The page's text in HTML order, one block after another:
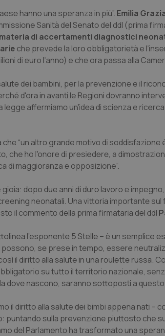
hanno una speranza in più”. Emilia
Sanità del Senato del ddl (prima
di accertamenti diagnostici
che prevede la loro obbligatorietà e
di euro l'anno) e che ora passa alla
dei bambini, per la prevenzione e il
d'ora in avanti le Regioni dovranno
affermiamo un'idea di scienza e
“un altro grande motivo di soddisfazione
che ho l'onore di presiedere, a
di maggioranza e opposizione”.
dopo due anni di duro lavoro e
neonatali. Una vittoria importante
il commento della prima firmataria del ddl
l'esponente 5 Stelle – è un semplice
se prese in tempo, essere
il diritto alla salute in una roulette russa.
su tutto il territorio nazionale,
dove nascono, saranno sottoposti a
il diritto alla salute dei bimbi appena nati –
puntando sulla prevenzione piuttosto che
del Parlamento ha trasformato una